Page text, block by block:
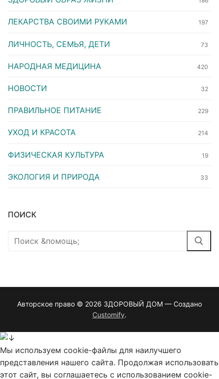
ЛЕКАРСТВА СВОИМИ РУКАМИ 197
ЛИЧНОСТЬ, СЕМЬЯ, ДЕТИ 73
НАРОДНАЯ МЕДИЦИНА 420
НОВОСТИ 32
ПРАВИЛЬНОЕ ПИТАНИЕ 229
УХОД И КРАСОТА 214
ФИЗИЧЕСКАЯ КУЛЬТУРА 19
ЭКОЛОГИЯ И ПРИРОДА 33
ПОИСК
Найти:
Авторское право © 2026 ЗДОРОВЫЙ ДОМ — Создано
Customify.
Мы используем cookie-файлы для наилучшего
представления нашего сайта. Продолжая использовать
этот сайт, вы соглашаетесь с использованием cookie-